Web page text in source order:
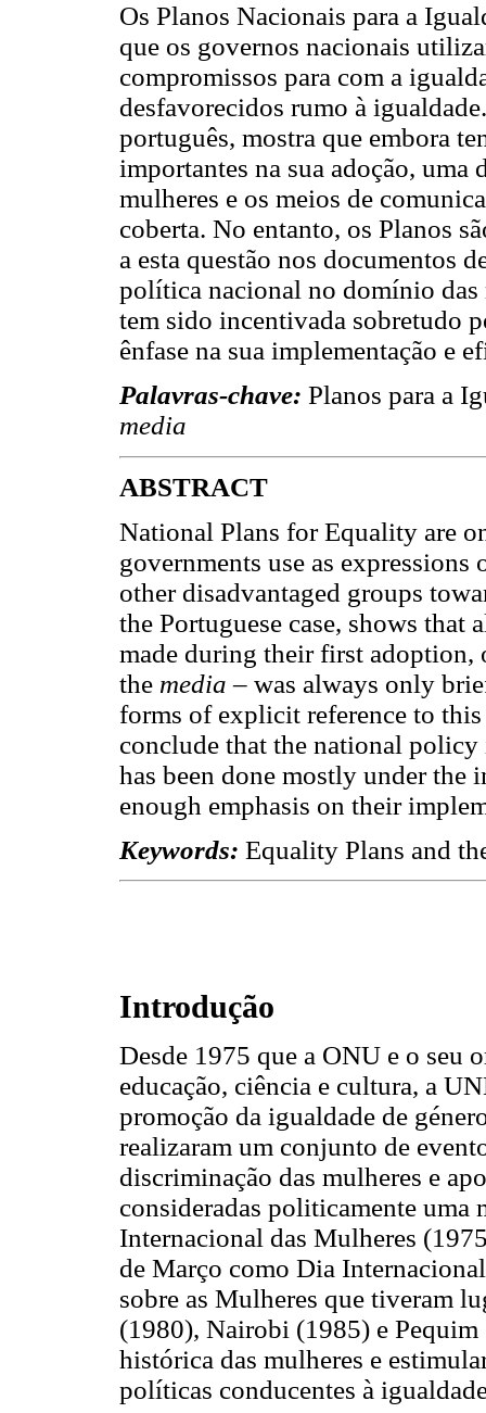
Os Planos Nacionais para a
que os governos nacionais
compromissos para com a
desfavorecidos rumo à
português, mostra que embora
importantes na sua adoção, uma
mulheres e os meios de
coberta. No entanto, os Planos
a esta questão nos documentos
política nacional no domínio das
tem sido incentivada sobretudo
ênfase na sua implementação e
Palavras-chave: Planos para a
media
ABSTRACT
National Plans for Equality are
governments use as
other disadvantaged groups
the Portuguese case, shows
made during their first adoption,
the media – was always only
forms of explicit reference to
conclude that the national
has been done mostly under
enough emphasis on their
Keywords: Equality Plans and
Introdução
Desde 1975 que a ONU e o seu
educação, ciência e cultura, a
promoção da igualdade de
realizaram um conjunto de
discriminação das mulheres e
consideradas politicamente
Internacional das Mulheres
de Março como Dia
sobre as Mulheres que tiveram
(1980), Nairobi (1985) e
histórica das mulheres e
políticas conducentes à